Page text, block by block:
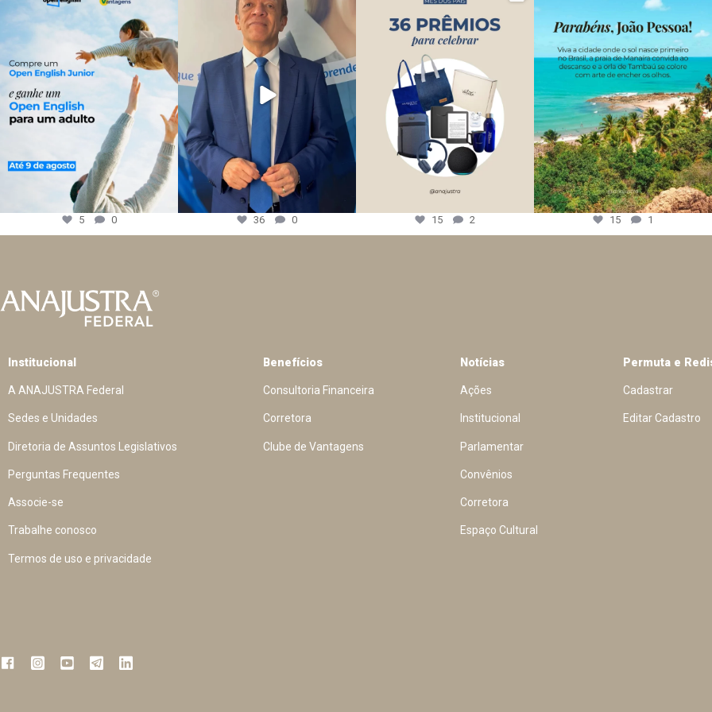
5 0 36 0 15 2 15 1
Institucional
A ANAJUSTRA Federal
Sedes e Unidades
Diretoria de Assuntos Legislativos
Perguntas Frequentes
Associe-se
Trabalhe conosco
Termos de uso e privacidade
Benefícios
Consultoria Financeira
Corretora
Clube de Vantagens
Notícias
Ações
Institucional
Parlamentar
Convênios
Corretora
Espaço Cultural
Permuta e
Cadastrar
Editar Cadastro